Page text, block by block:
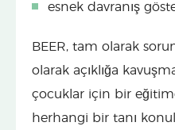
esnek davranış
BEER, tam olarak
olarak açıklığa
çocuklar için bir
herhangi bir tanı